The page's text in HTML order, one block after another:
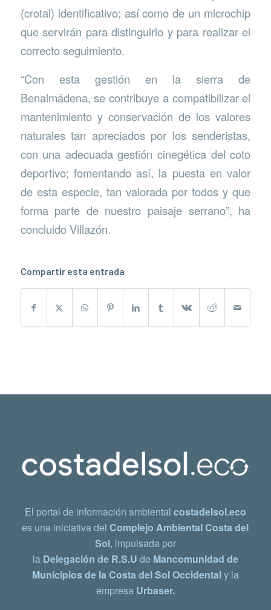
(crotal) identificativo; así como de un microchip
que servirán para distinguirlo y para realizar el
correcto seguimiento.
“Con esta gestión en la sierra de
Benalmádena, se contribuye a compatibilizar el
mantenimiento y conservación de los valores
naturales tan apreciados por los senderistas,
con una adecuada gestión cinegética del coto
deportivo; fomentando así, la puesta en valor
de esta especie, tan valorada por todos y que
forma parte de nuestro paisaje serrano”, ha
concluido Villazón.
Compartir esta entrada
El portal de información ambiental costadelsol.eco
es una iniciativa delComplejo Ambiental Costa del
Sol, impulsada por
la Delegación de R.S.U de Mancomunidad de
Municipios de la Costa del Sol Occidentaly la
empresa Urbaser.